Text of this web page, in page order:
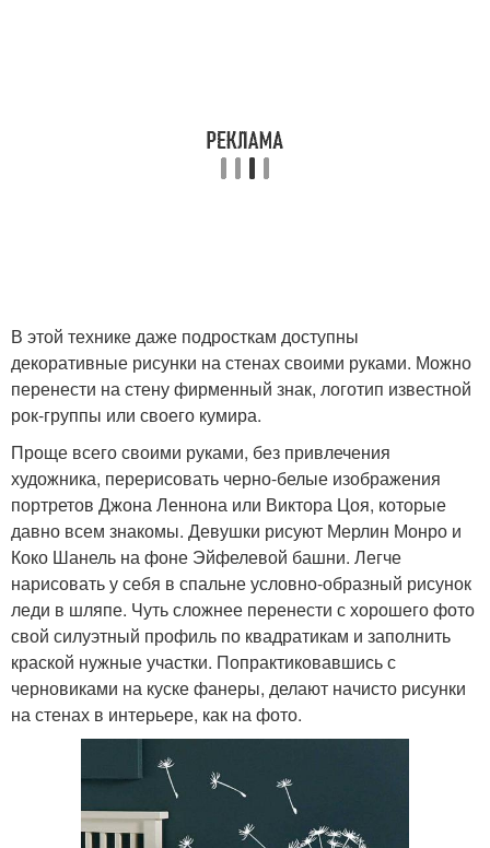
В этой технике даже подросткам доступны
декоративные рисунки на стенах своими руками. Можно
перенести на стену фирменный знак, логотип известной
рок-группы или своего кумира.
Проще всего своими руками, без привлечения
художника, перерисовать черно-белые изображения
портретов Джона Леннона или Виктора Цоя, которые
давно всем знакомы. Девушки рисуют Мерлин Монро и
Коко Шанель на фоне Эйфелевой башни. Легче
нарисовать у себя в спальне условно-образный рисунок
леди в шляпе. Чуть сложнее перенести с хорошего фото
свой силуэтный профиль по квадратикам и заполнить
краской нужные участки. Попрактиковавшись с
черновиками на куске фанеры, делают начисто рисунки
на стенах в интерьере, как на фото.